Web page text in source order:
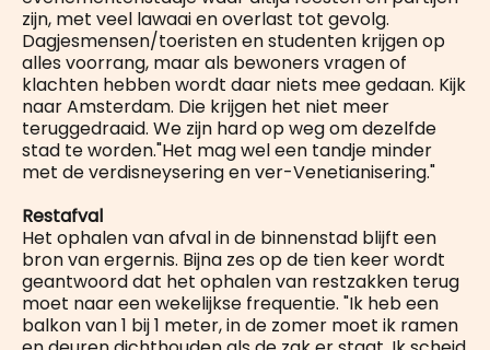
zijn, met veel lawaai en overlast tot gevolg.
Dagjesmensen/toeristen en studenten krijgen op
alles voorrang, maar als bewoners vragen of
klachten hebben wordt daar niets mee gedaan. Kijk
naar Amsterdam. Die krijgen het niet meer
teruggedraaid. We zijn hard op weg om dezelfde
stad te worden."Het mag wel een tandje minder
met de verdisneysering en ver-Venetianisering."
Restafval
Het ophalen van afval in de binnenstad blijft een
bron van ergernis. Bijna zes op de tien keer wordt
geantwoord dat het ophalen van restzakken terug
moet naar een wekelijkse frequentie. "Ik heb een
balkon van 1 bij 1 meter, in de zomer moet ik ramen